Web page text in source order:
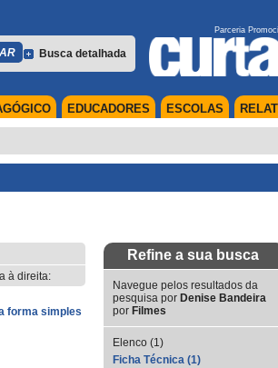
Busca detalhada
Parceria
ESCOLAS
EDUCADORES
à direita:
forma simples
Refine a sua busca
Navegue pelos resultados da
pesquisa por Denise Bandeira
por Filmes
Elenco (1)
Ficha Técnica (1)